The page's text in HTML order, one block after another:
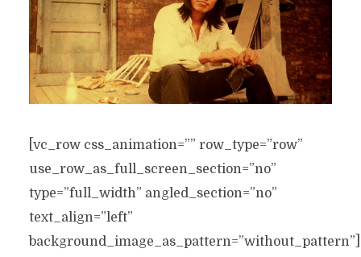
[vc_row css_animation=”” row_type=”row”
use_row_as_full_screen_section=”no”
type=”full_width” angled_section=”no”
text_align=”left”
background_image_as_pattern=”without_pattern”]